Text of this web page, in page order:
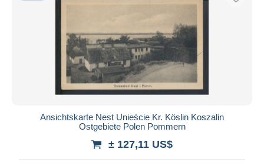
Ansichtskarte Nest Unieście Kr. Köslin Koszalin
Ostgebiete Polen Pommern
± 127,11 US$